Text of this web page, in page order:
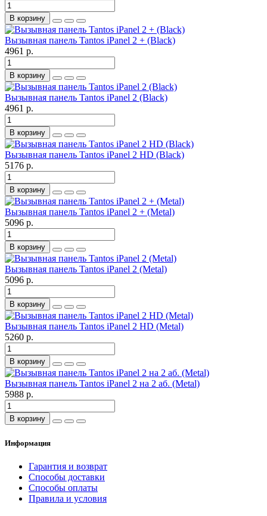
В корзину
Вызывная панель Tantos iPanel 2 + (Black)
4961 р.
В корзину
Вызывная панель Tantos iPanel 2 (Black)
4961 р.
В корзину
Вызывная панель Tantos iPanel 2 HD (Black)
5176 р.
В корзину
Вызывная панель Tantos iPanel 2 + (Metal)
5096 р.
В корзину
Вызывная панель Tantos iPanel 2 (Metal)
5096 р.
В корзину
Вызывная панель Tantos iPanel 2 HD (Metal)
5260 р.
В корзину
Вызывная панель Tantos iPanel 2 на 2 аб. (Metal)
5988 р.
В корзину
Информация
Гарантия и возврат
Способы доставки
Способы оплаты
Правила и условия